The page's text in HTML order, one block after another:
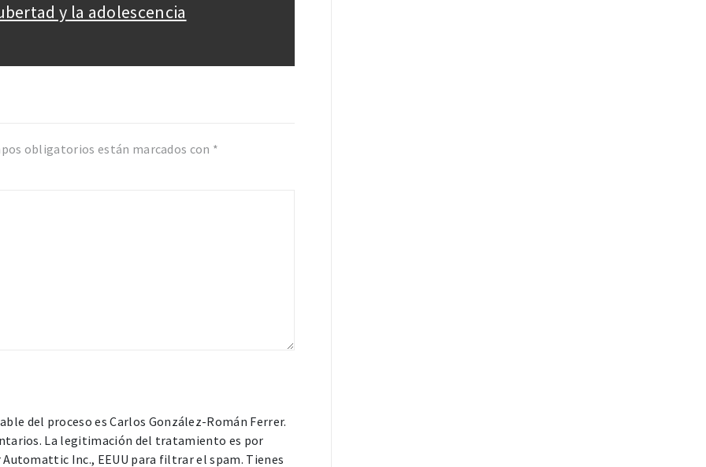
y la adolescencia
obligatorios están marcados con *
del proceso es Carlos González-Román Ferrer.
La legitimación del tratamiento es por
Inc., EEUU para filtrar el spam. Tienes